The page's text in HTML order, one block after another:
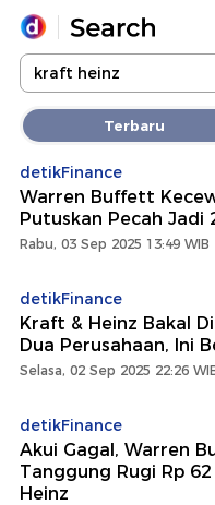
Yang sedang ramai
Loading...
Promoted
Terakhir yang dicari
Terbaru
detikFinance
Warren Buffett
Putuskan Pecah Jadi
Rabu, 03 Sep 2025 13:49 WIB
detikFinance
Kraft & Heinz Bakal
Dua Perusahaan, Ini
Selasa, 02 Sep 2025 22:26
detikFinance
Akui Gagal, Warren
Tanggung Rugi Rp
Heinz